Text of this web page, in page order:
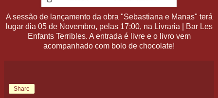
A sessão de lançamento da obra "Sebastiana e Manas" terá
lugar dia 05 de Novembro, pelas 17:00, na Livraria | Bar Les
Enfants Terribles. A entrada é livre e o livro vem
acompanhado com bolo de chocolate!
Share